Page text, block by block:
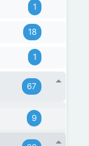
1
18
1
67
9